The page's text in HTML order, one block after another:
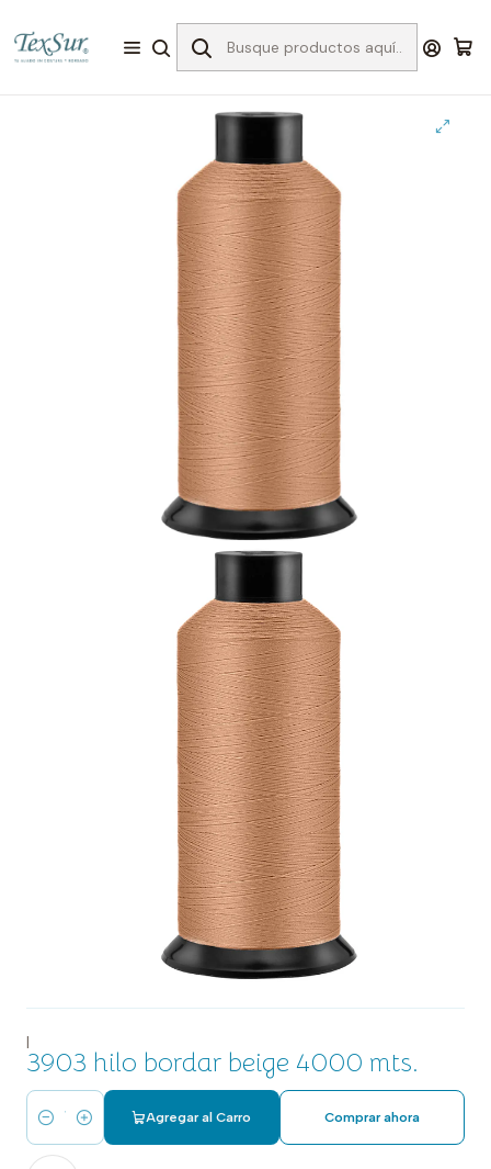
Hilos para Bordar
Enkalen 4.000 mts
3903 hilo bordar beige 4000 mts.
|
3903 hilo bordar beige 4000 mts.
Cantidad
Agregar al Carro Comprar ahora